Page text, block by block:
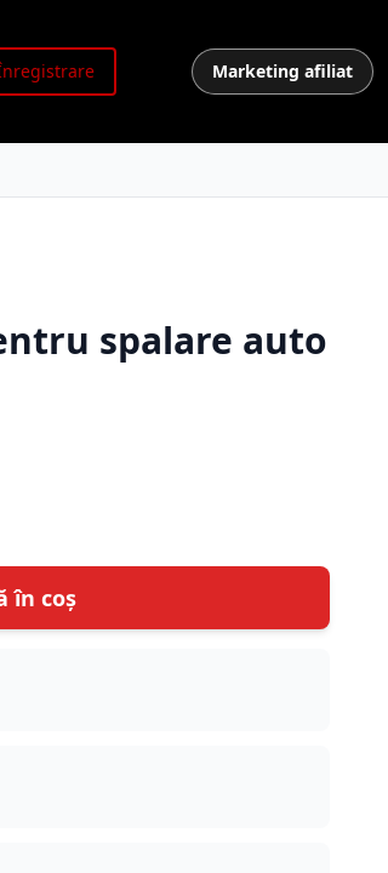
Marketing afiliat
spalare auto
în coș